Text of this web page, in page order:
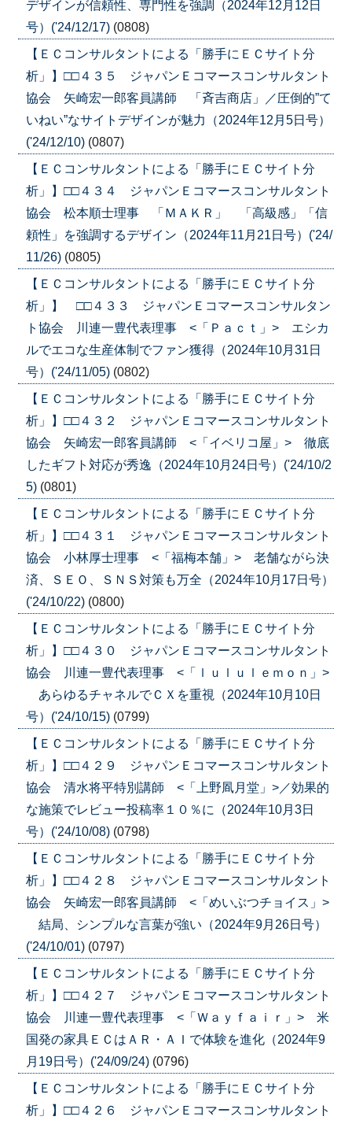
デザインが信頼性、専門性を強調（2024年12月12日
号）('24/12/17) (0808)
【ＥＣコンサルタントによる「勝手にＥＣサイト分
析」】□□４３５ ジャパンＥコマースコンサルタント
協会 矢崎宏一郎客員講師 「斉吉商店」／圧倒的”て
いねい”なサイトデザインが魅力（2024年12月5日号）
('24/12/10) (0807)
【ＥＣコンサルタントによる「勝手にＥＣサイト分
析」】□□４３４ ジャパンＥコマースコンサルタント
協会 松本順士理事 「ＭＡＫＲ」 「高級感」「信
頼性」を強調するデザイン（2024年11月21日号）('24/
11/26) (0805)
【ＥＣコンサルタントによる「勝手にＥＣサイト分
析」】 □□４３３ ジャパンＥコマースコンサルタン
ト協会 川連一豊代表理事 <「Ｐａｃｔ」> エシカ
ルでエコな生産体制でファン獲得（2024年10月31日
号）('24/11/05) (0802)
【ＥＣコンサルタントによる「勝手にＥＣサイト分
析」】□□４３２ ジャパンＥコマースコンサルタント
協会 矢崎宏一郎客員講師 <「イベリコ屋」> 徹底
したギフト対応が秀逸（2024年10月24日号）('24/10/2
5) (0801)
【ＥＣコンサルタントによる「勝手にＥＣサイト分
析」】□□４３１ ジャパンＥコマースコンサルタント
協会 小林厚士理事 <「福梅本舗」> 老舗ながら決
済、ＳＥＯ、ＳＮＳ対策も万全（2024年10月17日号）
('24/10/22) (0800)
【ＥＣコンサルタントによる「勝手にＥＣサイト分
析」】□□４３０ ジャパンＥコマースコンサルタント
協会 川連一豊代表理事 <「ｌｕｌｕｌｅｍｏｎ」>
あらゆるチャネルでＣＸを重視（2024年10月10日
号）('24/10/15) (0799)
【ＥＣコンサルタントによる「勝手にＥＣサイト分
析」】□□４２９ ジャパンＥコマースコンサルタント
協会 清水将平特別講師 <「上野凮月堂」>／効果的
な施策でレビュー投稿率１０％に（2024年10月3日
号）('24/10/08) (0798)
【ＥＣコンサルタントによる「勝手にＥＣサイト分
析」】□□４２８ ジャパンＥコマースコンサルタント
協会 矢崎宏一郎客員講師 <「めいぶつチョイス」>
結局、シンプルな言葉が強い（2024年9月26日号）
('24/10/01) (0797)
【ＥＣコンサルタントによる「勝手にＥＣサイト分
析」】□□４２７ ジャパンＥコマースコンサルタント
協会 川連一豊代表理事 <「Ｗａｙｆａｉｒ」> 米
国発の家具ＥＣはＡＲ・ＡＩで体験を進化（2024年9
月19日号）('24/09/24) (0796)
【ＥＣコンサルタントによる「勝手にＥＣサイト分
析」】□□４２６ ジャパンＥコマースコンサルタント